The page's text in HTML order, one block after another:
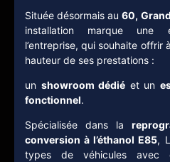
Située désormais au60,
installation marque une
l’entreprise, qui souhaite offrir
hauteur de ses prestations :
un showroom dédié et un
fonctionnel.
Spécialisée dans la
conversion à l’éthanol E85,
types de véhicules